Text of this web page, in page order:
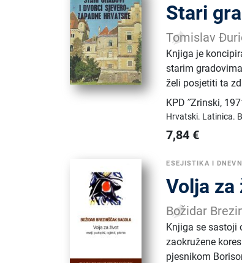
Stari
Tomislav
Knjiga je
starim
želi posjetiti ta
KPD ˝Zrinski,
Hrvatski. Latinica.
7,84 €
ESEJISTIKA I
Volja za
Božidar
Knjiga se sastoji
zaokružene
pjesnikom